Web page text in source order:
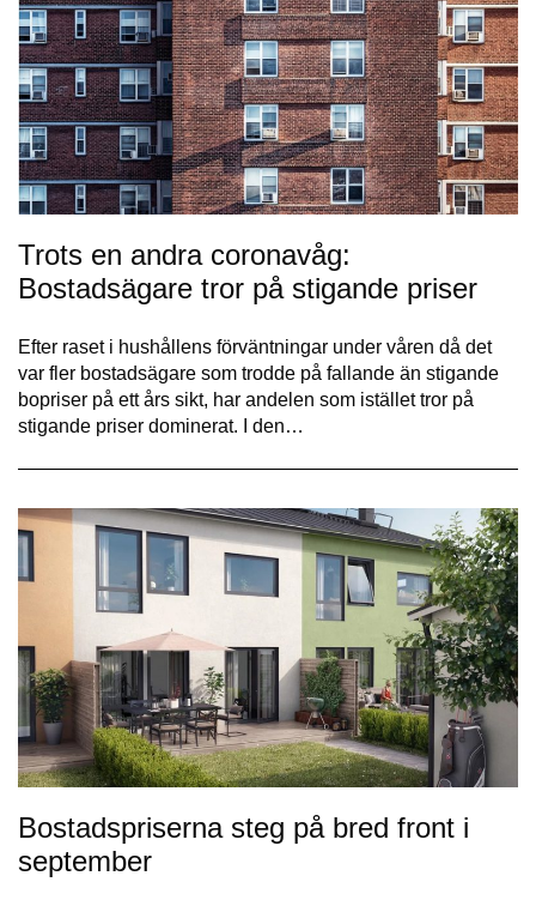
Trots en andra coronavåg:
Bostadsägare tror på stigande priser
Efter raset i hushållens förväntningar under våren då det
var fler bostadsägare som trodde på fallande än stigande
bopriser på ett års sikt, har andelen som istället tror på
stigande priser dominerat. I den…
Bostadspriserna steg på bred front i
september